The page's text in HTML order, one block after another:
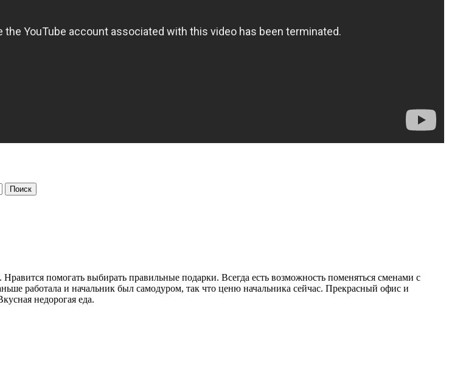
помогать выбирать правильные подарки. Всегда есть возможность поменяться сменами с
работала и начальник был самодуром, так что ценю начальника сейчас. Прекрасный офис и
недорогая еда.